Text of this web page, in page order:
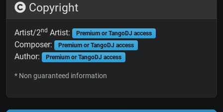
Copyright
Artist/2nd Artist: Premium or TangoDJ access
Composer: Premium or TangoDJ access
Author: Premium or TangoDJ access
* Non guaranteed information